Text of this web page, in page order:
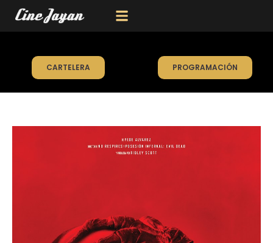
CARTELERA PROGRAMACIÓN